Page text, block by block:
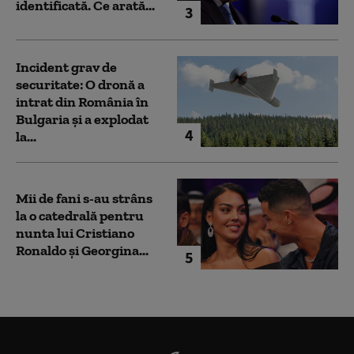
3
identificată. Ce arată...
4
Incident grav de
securitate: O dronă a
intrat din România în
Bulgaria şi a explodat
la...
5
Mii de fani s-au strâns
la o catedrală pentru
nunta lui Cristiano
Ronaldo şi Georgina...